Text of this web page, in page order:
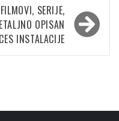
SERIJE,
OPISAN
INSTALACIJE